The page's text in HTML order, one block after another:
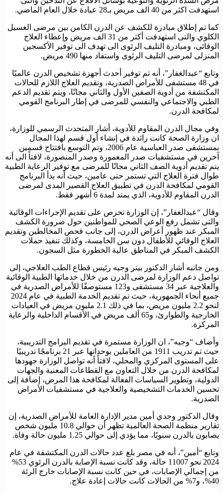
استهدفت اكثر من 40 الف مريض بـ28 عيادة خلال العام الماضي.
كما تم إطلاق مبادرة للكشف عن الدرن الكامن بين مرضى الغسيل
الكلوي والتى استهدفت أكثر من 31 الف مريض وإعطاء العلاج
الوقائى، ومبادرة التليف الرئوى الى تهدف الى توفير الأكسجين
المنزلى لمرضى التليف الرئوى واستفاد منها 490 مريض.
وتابع “عبدالغفار”، أنه تم توفير أحدث أجهزة تشخيص الدرن عالميًا
في 48 مستشفى للأمراض الصدرية، وتقديم العلاج اللازم للحالات
المكتشفة من أدوية الصفين الأول والثاني مجانًا، ويتم تقديم الدعم
الطبي والاجتماعي والنفسي للمرضى في إطار البرنامج القومي
لمكافحة الدرن.
وفي مجال الدرن المقاوم للأدوية، أشار المتحدث الرسمي للوزارة،
ان وزارة الصحة كانت رائدة في إنشاء أول قسم لهذا المجال
بمستشفى صدر العباسية عام 2006، وتم التوسع بافتتاح قسمين
آخرين في مستشفيات صدر المعمورة وصدر المنصورة، لافتاً الى أنه
يتم تقديم أدوية الصف الثاني مجانًا للمرضى مع توفير الرعاية الطبية
طوال فترة العلاج التي تستمر حتى عامين، حيث أنه بدأ البرنامج
القومي لمكافحة الدرن في تطبيق العلاج القصير المدى لمرضى
الدرن المقاوم للأدوية، الذي يمتد لمدة 6 أشهر فقط.
وقال “عبدالغفار”، إن الوزارة تحرص على تقديم الإجراءات الوقائية
والتى تشمل رفع الوعي الصحي للمواطنين حول ضرورة الكشف
المبكر عند ظهور أعراض الدرن، إلى جانب فحص المخالطين وتقديم
العلاج الوقائي للأطفال دون سن الخامسة، وكذلك تنفيذ حملات
الكشف المبكر في المناطق عالية الخطورة مثل السجون.
ومن جانبه أشار الدكتور بيتر وجيه رئيس قطاع الطب العلاجي، إلى
تواصل دعم الوزارة لمرضى الدرن من خلال خدماتها الطبية الوقائية
والعلاجية عبر 34 مستشفى و123 مستوصفًا للأمراض الصدرية في
جميع أنحاء الجمهورية، حيث تم تقديم الخدمة الطبية في عام 2024
لنحو 2.2 مليون مريض، بما في ذلك 2.1 مليون مريض في العيادات
الخارجية والطوارئ، و65 ألف مريض في الأقسام الداخلية والرعاية
المركزة.
وأضاف “وجيه”، ان الوزارة مستمرة في تقديم البرامج التدريبية،
حيث تم تدريب 1911 من العاملين بوحداتها عبر 21 برنامجًا تدريبيًا
على المستوى المركزي والمحلي، لافتاً أنه تواصل الوزارة جهودها
لمكافحة الدرن من خلال التعاون مع القطاعات المعنية والجهات
الدولية، وتطوير السياسات الفعالة لمكافحة هذا المرض، إضافة إلى
تحسين الخدمات التشخيصية والعلاجية في مستشفيات الأمراض
الصدرية.
وقال الدكتور وجدي أمين مدير الإدارة العامة للأمراض الصدرية، إن
تقارير منظمة الصحة العالمية تظهر أن حوالي 10.8 مليون شخص
يصابون بالدرن سنويًا، مما يؤدي إلى حوالي 1.25 مليون حالة وفاة.
وتابع “أمين”، أنه في مصر بلغ عدد حالات الدرن المكتشفة في عام
2024 نحو 11007 حالة، وقد كانت نسبة الإصابة بالدرن الرئوي 53%
من إجمالي الإصابات، في حين كانت نسبة الإصابات خارج الرئة
40%، و7% من الحالات كانت حالات إعادة علاج.